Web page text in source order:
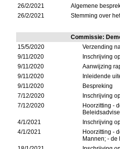
26/2/2021
Algemene
26/2/2021
Stemming over
Commissie:
15/5/2020
Verzending
9/11/2020
Inschrijving
9/11/2020
Aanwijzing
9/11/2020
Inleidende
9/11/2020
Bespreking
7/12/2020
Inschrijving
7/12/2020
Hoorzitting -
4/1/2021
Inschrijving
4/1/2021
Hoorzitting -
Mannen; - de